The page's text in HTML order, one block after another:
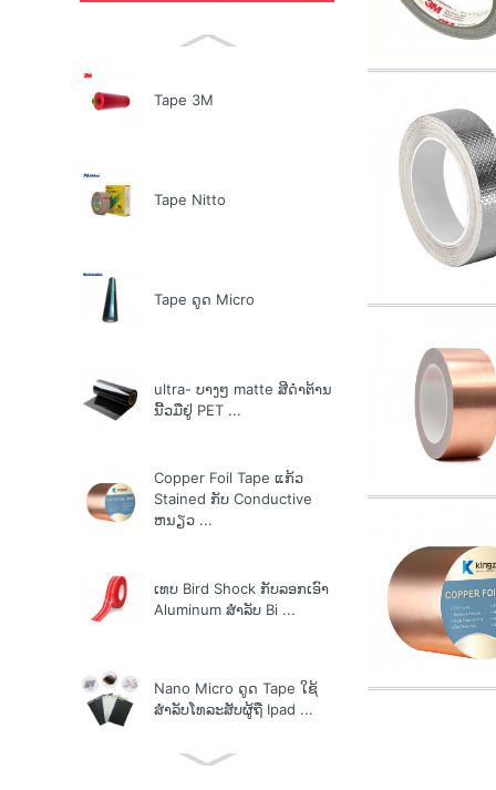
Tape 3M
Tape Nitto
Tape ດູດ Micro
ultra- ບາງໆ matte ສີດໍາຕ້ານ
ນີ້ວມືຢູ່ PET ...
Copper Foil Tape ແກ້ວ
Stained ກັບ Conductive
ຫນຽວ ...
ເທບ Bird Shock ກັບລອກເອົາ
Aluminum ສໍາລັບ Bi ...
Nano Micro ດູດ Tape ໃຊ້
ສໍາລັບໂທລະສັບຜູ້ຖື Ipad ...